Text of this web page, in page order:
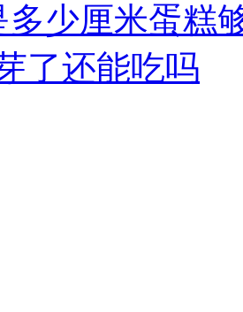
多少厘米蛋糕
了还能吃吗